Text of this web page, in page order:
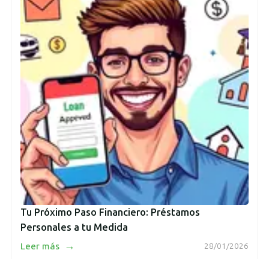
Tu Próximo Paso Financiero: Préstamos
Personales a tu Medida
28/01/2026
Leer más →